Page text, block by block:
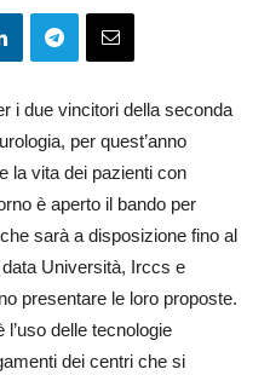
i due vincitori della seconda
per quest’anno
la vita dei pazienti con
è aperto il bando per
sarà a disposizione fino al
Università, Irccs e
presentare le loro proposte.
delle tecnologie
dei centri che si